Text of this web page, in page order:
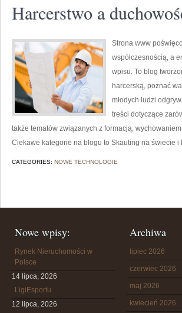
Harcerstwo a
Strona www
współczesnością, a
wpisu. To blog
harcerską, poznać
młodych ludzi
treści dotyczące
także tematów związanych z formacją,
Ciekawe kategorie na blogu to Skauting na świecie i
CATEGORIES: NOWE TECHNOLOGIE
Nowe wpisy:
Rynek Nieruchomości w
Polsce
14 lipca, 2026
LigiEsportu
12 lipca, 2026
Archiwa
lipiec 2026
czerwiec 2026
maj 2026
kwiecień 2026